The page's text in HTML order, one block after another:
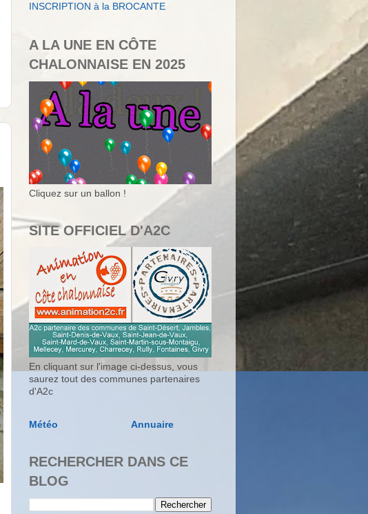
INSCRIPTION à la BROCANTE
A LA UNE EN CÔTE
CHALONNAISE EN 2025
Cliquez sur un ballon !
SITE OFFICIEL D'A2C
En cliquant sur l'image ci-dessus, vous
saurez tout des communes partenaires
d'A2c
Météo Annuaire
RECHERCHER DANS CE
BLOG